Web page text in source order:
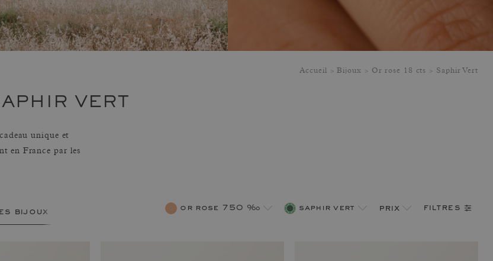
Accueil Bijoux Or rose 18 cts Saphir Vert
VERT
unique et
en France par les
bijoux femme or rose 750 ‰ saphir vert prix filtres